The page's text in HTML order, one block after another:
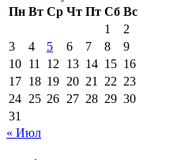
Пн Вт Ср Чт Пт Сб Вс
1
2
3
4 5 6 7 8
9
10 11 12 13 14 15 16
17 18 19 20 21 22 23
24 25 26 27 28 29 30
31
« Июл